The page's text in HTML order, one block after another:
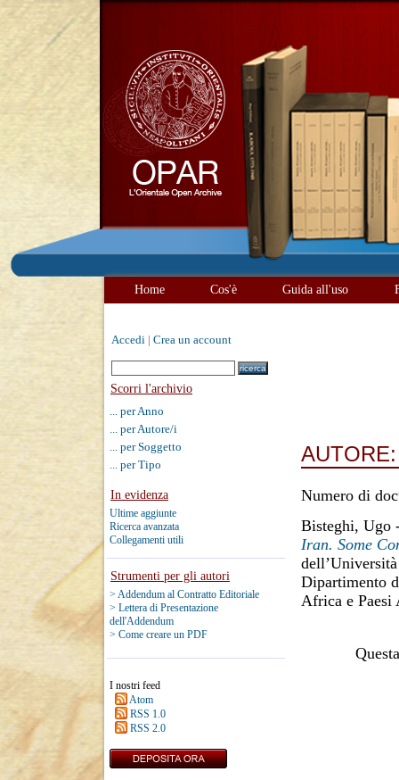
Home Cos'è Guida all'uso
Accedi Crea un account
Scorri l'archivio
... per Anno
... per Autore/i
... per Soggetto
... per Tipo
In evidenza
Ultime aggiunte
Ricerca avanzata
Collegamenti utili
Strumenti per gli autori
> Addendum al Contratto Editoriale
> Lettera di Presentazione
dell'Addendum
> Come creare un PDF
I nostri feed
Atom
RSS 1.0
RSS 2.0
Numero di
Bisteghi, Ugo
Iran. Some
Dipartimento
Africa e Paesi